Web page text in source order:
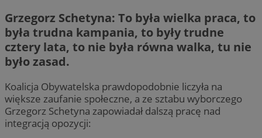
Grzegorz Schetyna: To była wielka praca, to
była trudna kampania, to były trudne
cztery lata, to nie była równa walka, tu nie
było zasad.
Koalicja Obywatelska prawdopodobnie liczyła na
większe zaufanie społeczne, a ze sztabu wyborczego
Grzegorz Schetyna zapowiadał dalszą pracę nad
integracją opozycji: